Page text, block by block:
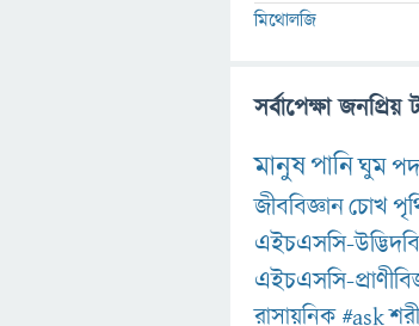
মিথোলজি
সর্বাপেক্ষা জনপ্রিয়
মানুষপানিঘুম
জীববিজ্ঞানচোখ
এইচএসসি-
এইচএসসি-
রাসায়নিক#ask